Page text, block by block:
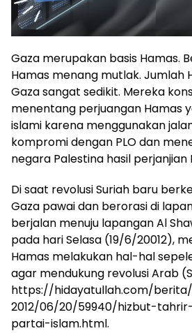
Gaza merupakan basis Hamas.
Hamas menang mutlak. Jumlah
Gaza sangat sedikit. Mereka
menentang perjuangan Hamas
islami karena menggunakan
kompromi dengan PLO dan
negara Palestina hasil perjanjian
Di saat revolusi Suriah baru
Gaza pawai dan berorasi di
berjalan menuju lapangan Al
pada hari Selasa (19/6/20012),
Hamas melakukan hal-hal
agar mendukung revolusi Arab
https://hidayatullah.com/
2012/06/20/59940/hizbut-
partai-islam.html.